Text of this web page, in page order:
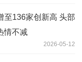
至136家创新高 头部
情不减
2026-05-12